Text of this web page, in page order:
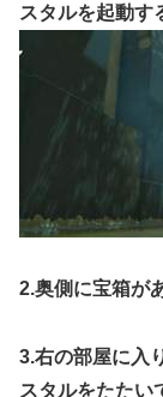
スタルを起動す
2.奥側に宝箱が
3.右の部屋に入
スタルをたたい